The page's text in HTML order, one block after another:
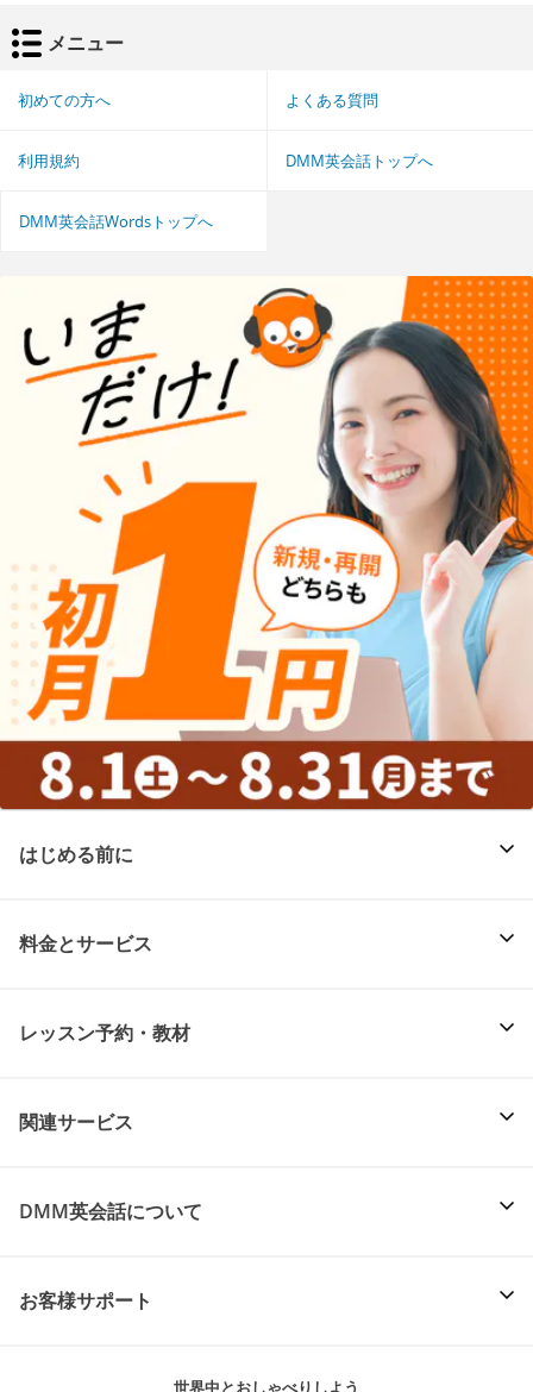
メニュー
初めての方へ よくある質問
利用規約 DMM英会話トップへ
DMM英会話Wordsトップへ
はじめる前に
料金とサービス
レッスン予約・教材
関連サービス
DMM英会話について
お客様サポート
世界中とおしゃべりしよう